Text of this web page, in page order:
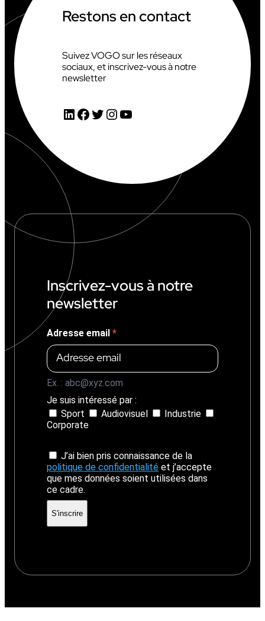
Restons en contact
Suivez VOGO sur les réseaux
sociaux, et inscrivez-vous à notre
newsletter
LinkedIn Facebook Twitter InstagramYouTube
Inscrivez-vous à notre
newsletter
Adresse email
Ex. : abc@xyz.com
Je suis intéressé par :
Sport
Audiovisuel
Industrie
Corporate
J’ai bien pris connaissance de la
politique de confidentialité et j’accepte
que mes données soient utilisées dans
ce cadre.